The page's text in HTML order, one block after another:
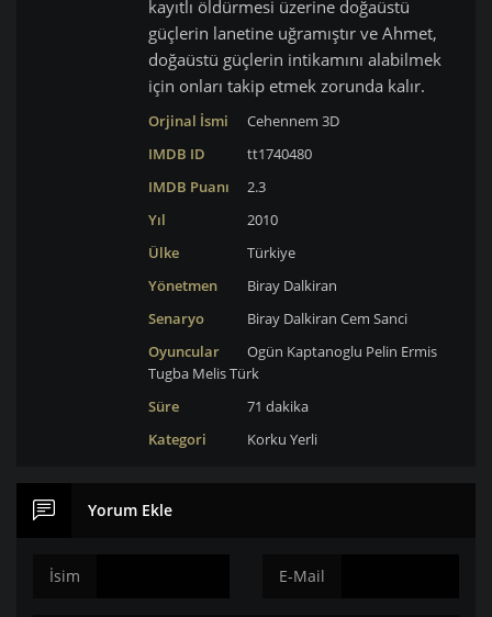
kayıtlı öldürmesi üzerine doğaüstü
güçlerin lanetine uğramıştır ve Ahmet,
doğaüstü güçlerin intikamını alabilmek
için onları takip etmek zorunda kalır.
Orjinal İsmi
Cehennem 3D
IMDB ID
tt1740480
IMDB Puanı
2.3
Yıl
2010
Ülke
Türkiye
Yönetmen
Biray Dalkiran
Senaryo
Biray Dalkiran Cem Sanci
Oyuncular
Ogün Kaptanoglu Pelin Ermis
Tugba Melis Türk
Süre
71 dakika
Kategori
Korku Yerli
Yorum Ekle
İsim E-Mail